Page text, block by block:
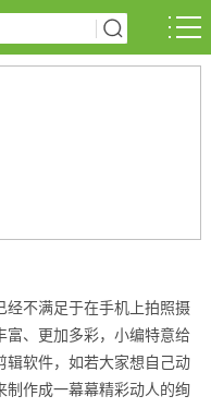
经不满足于在手机上拍照摄
富、更加多彩，小编特意给
辑软件，如若大家想自己动
制作成一幕幕精彩动人的绚